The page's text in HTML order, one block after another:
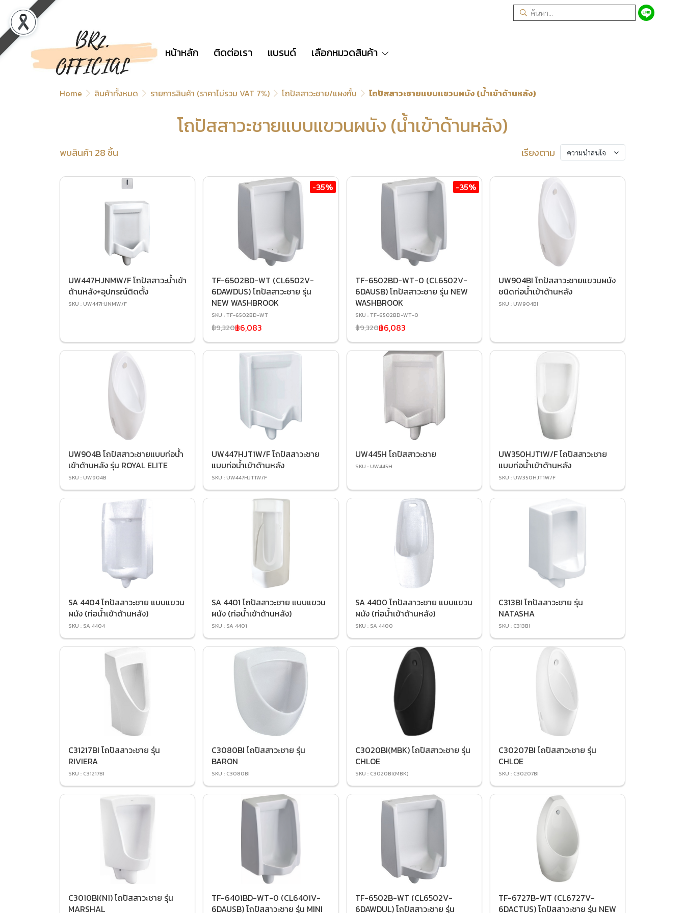
หน้าหลัก ติดต่อเรา แบรนด์ เลือกหมวดสินค้า
Home สินค้าทั้งหมด รายการสินค้า (ราคาไม่รวม VAT 7%) โถปัสสาวะชาย/แผงกั้น โถปัสสาวะชายแบบแขวนผนัง (น้ำเข้าด้านหลัง)
โถปัสสาวะชายแบบแขวนผนัง (น้ำเข้าด้านหลัง)
พบสินค้า 28 ชิ้น เรียงตาม ความน่าสนใจ
UW447HJNMW/F โถปัสสาวะน้ำเข้า
ด้านหลัง+อุปกรณ์ติดตั้ง
SKU : UW447HJNMW/F
-35%
TF-6502BD-WT (CL6502V-
6DAWDUS) โถปัสสาวะชาย รุ่น
NEW WASHBROOK
SKU : TF-6502BD-WT
฿9,320฿6,083
-35%
TF-6502BD-WT-0 (CL6502V-
6DAUSB) โถปัสสาวะชาย รุ่น NEW
WASHBROOK
SKU : TF-6502BD-WT-0
฿9,320฿6,083
UW904BI โถปัสสาวะชายแขวนผนัง
ชนิดท่อน้ำเข้าด้านหลัง
SKU : UW904BI
UW904B โถปัสสาวะชายแบบท่อน้ำ
เข้าด้านหลัง รุ่น ROYAL ELITE
SKU : UW904B
UW447HJT1W/F โถปัสสาวะชาย
แบบท่อน้ำเข้าด้านหลัง
SKU : UW447HJT1W/F
UW445H โถปัสสาวะชาย
SKU : UW445H
UW350HJT1W/F โถปัสสาวะชาย
แบบท่อน้ำเข้าด้านหลัง
SKU : UW350HJT1W/F
SA 4404 โถปัสสาวะชาย แบบแขวน
ผนัง (ท่อน้ำเข้าด้านหลัง)
SKU : SA 4404
SA 4401 โถปัสสาวะชาย แบบแขวน
ผนัง (ท่อน้ำเข้าด้านหลัง)
SKU : SA 4401
SA 4400 โถปัสสาวะชาย แบบแขวน
ผนัง (ท่อน้ำเข้าด้านหลัง)
SKU : SA 4400
C313BI โถปัสสาวะชาย รุ่น
NATASHA
SKU : C313BI
C31217BI โถปัสสาวะชาย รุ่น
RIVIERA
SKU : C31217BI
C3080BI โถปัสสาวะชาย รุ่น
BARON
SKU : C3080BI
C3020BI(MBK) โถปัสสาวะชาย รุ่น
CHLOE
SKU : C3020BI(MBK)
C30207BI โถปัสสาวะชาย รุ่น
CHLOE
SKU : C30207BI
C3010BI(N1) โถปัสสาวะชาย รุ่น
MARSHAL
TF-6401BD-WT-0 (CL6401V-
6DAUSB) โถปัสสาวะชาย รุ่น MINI
TF-6502B-WT (CL6502V-
6DAWDUL) โถปัสสาวะชาย รุ่น
TF-6727B-WT (CL6727V-
6DACTUS) โถปัสสาวะชาย รุ่น NEW